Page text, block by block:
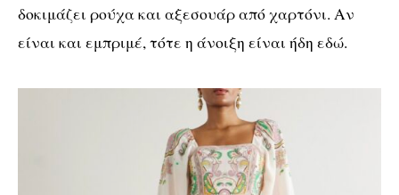
δοκιμάζει ρούχα και αξεσουάρ από χαρτόνι. Αν
είναι και εμπριμέ, τότε η άνοιξη είναι ήδη εδώ.